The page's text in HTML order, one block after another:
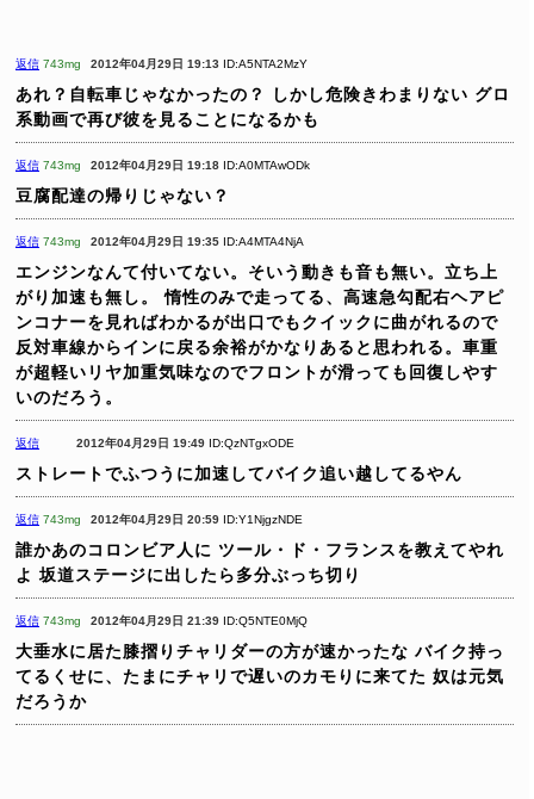
返信 743mg 2012年04月29日 19:13 ID:A5NTA2MzY
あれ？自転車じゃなかったの？ しかし危険きわまりない グロ
系動画で再び彼を見ることになるかも
返信 743mg 2012年04月29日 19:18 ID:A0MTAwODk
豆腐配達の帰りじゃない？
返信 743mg 2012年04月29日 19:35 ID:A4MTA4NjA
エンジンなんて付いてない。そいう動きも音も無い。立ち上
がり加速も無し。
惰性のみで走ってる、高速急勾配右ヘアピ
ンコナーを見ればわかるが出口でもクイックに曲がれるので
反対車線からインに戻る余裕がかなりあると思われる。車重
が超軽いリヤ加重気味なのでフロントが滑っても回復しやす
いのだろう。
返信 2012年04月29日 19:49 ID:QzNTgxODE
ストレートでふつうに加速してバイク追い越してるやん
返信 743mg 2012年04月29日 20:59 ID:Y1NjgzNDE
誰かあのコロンビア人に ツール・ド・フランスを教えてやれ
よ 坂道ステージに出したら多分ぶっち切り
返信 743mg 2012年04月29日 21:39 ID:Q5NTE0MjQ
大垂水に居た膝摺りチャリダーの方が速かったな バイク持っ
てるくせに、たまにチャリで遅いのカモりに来てた 奴は元気
だろうか